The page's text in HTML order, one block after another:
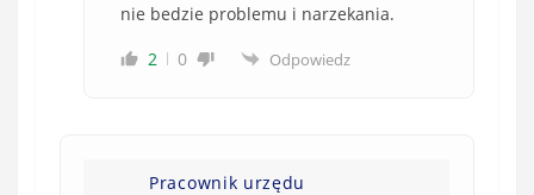
nie bedzie problemu i narzekania.
2
0 Odpowiedz
Pracownik urzędu